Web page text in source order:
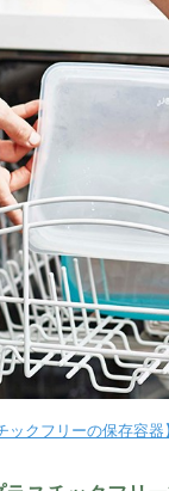
ックフリーの保存容